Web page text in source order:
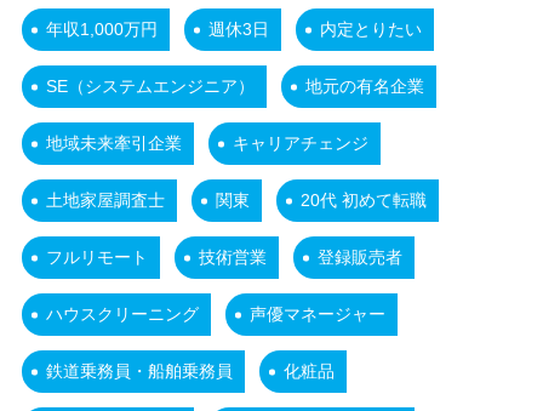
年収1,000万円 週休3日 内定とりたい
SE（システムエンジニア） 地元の有名企業
地域未来牽引企業 キャリアチェンジ
土地家屋調査士 関東 20代 初めて転職
フルリモート 技術営業 登録販売者
ハウスクリーニング 声優マネージャー
鉄道乗務員・船舶乗務員 化粧品